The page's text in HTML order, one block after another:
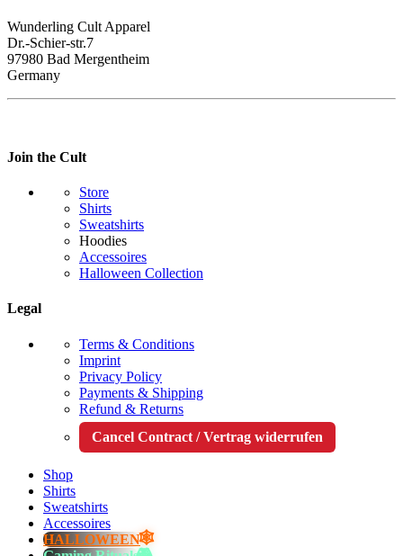
Wunderling Cult Apparel
Dr.-Schier-str.7
97980 Bad Mergentheim
Germany
Join the Cult
Store
Shirts
Sweatshirts
Hoodies
Accessoires
Halloween Collection
Legal
Terms & Conditions
Imprint
Privacy Policy
Payments & Shipping
Refund & Returns
Cancel Contract / Vertrag widerrufen
Shop
Shirts
Sweatshirts
Accessoires
HALLOWEEN